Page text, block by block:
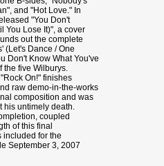
and "Hot Love." In
"You Don't
You Lose It)", a cover
out the complete
(Let's Dance / One
Don't Know What You've
the five Wilburys.
On!" finishes
raw demo-in-the-works
composition and was
his untimely death.
coupled
of this final
included for the
September 3, 2007